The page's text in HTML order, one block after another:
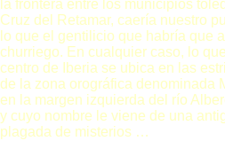
la frontera entre los municipios
Cruz del Retamar, caería nuestro
lo que el gentilicio que habría que
churriego. En cualquier caso, lo
centro de Iberia se ubica en las
de la zona orográfica denominada
en la margen izquierda del río
y cuyo nombre le viene de una
plagada de misterios …